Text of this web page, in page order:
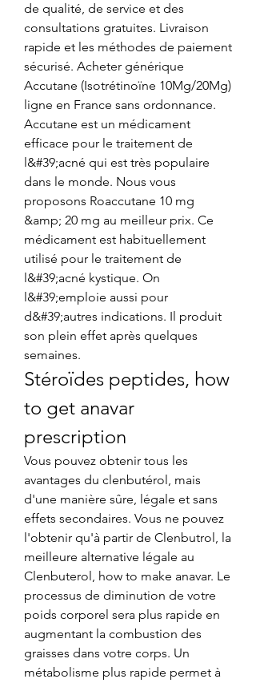
de qualité, de service et des
consultations gratuites. Livraison
rapide et les méthodes de paiement
sécurisé. Acheter générique
Accutane (Isotrétinoïne 10Mg/20Mg)
ligne en France sans ordonnance.
Accutane est un médicament
efficace pour le traitement de
l&#39;acné qui est très populaire
dans le monde. Nous vous
proposons Roaccutane 10 mg
&amp; 20 mg au meilleur prix. Ce
médicament est habituellement
utilisé pour le traitement de
l&#39;acné kystique. On
l&#39;emploie aussi pour
d&#39;autres indications. Il produit
son plein effet après quelques
semaines.
Stéroïdes peptides, how
to get anavar
prescription
Vous pouvez obtenir tous les
avantages du clenbutérol, mais
d'une manière sûre, légale et sans
effets secondaires. Vous ne pouvez
l'obtenir qu'à partir de Clenbutrol, la
meilleure alternative légale au
Clenbuterol, how to make anavar. Le
processus de diminution de votre
poids corporel sera plus rapide en
augmentant la combustion des
graisses dans votre corps. Un
métabolisme plus rapide permet à